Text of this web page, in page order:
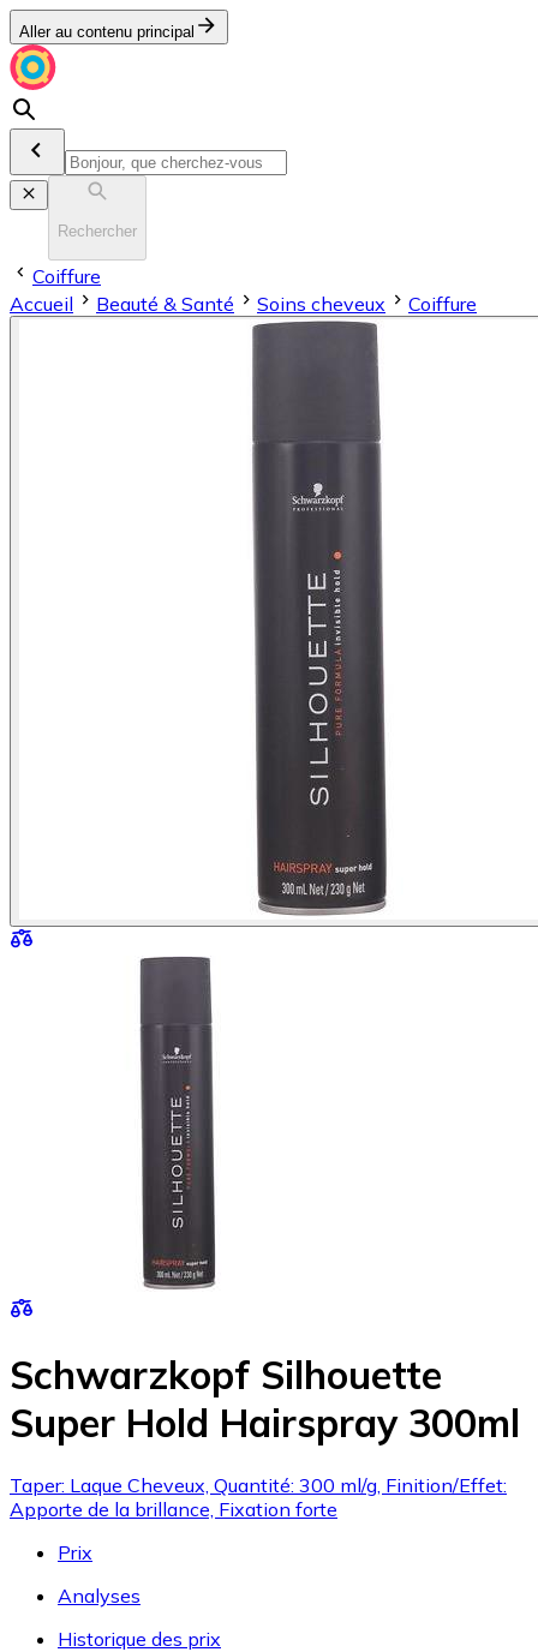
Aller au contenu principal
Rechercher
Coiffure
Accueil
Beauté & Santé Soins cheveux Coiffure
Schwarzkopf Silhouette
Super Hold Hairspray 300ml
Taper: Laque Cheveux, Quantité: 300 ml/g, Finition/Effet:
Apporte de la brillance, Fixation forte
Prix
Analyses
Historique des prix